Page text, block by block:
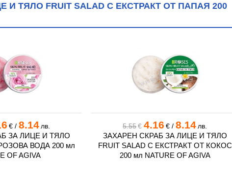
ТЯЛО FRUIT SALAD С ЕКСТРАКТ ОТ ПАПАЯ 200
€/ 8.14 лв.
ЗА ЛИЦЕ И ТЯЛО
ВОДА 200 мл
OF AGIVA
5.55€ 4.16 €/ 8.14 лв.
ЗАХАРЕН СКРАБ ЗА ЛИЦЕ И ТЯЛО
FRUIT SALAD С ЕКСТРАКТ ОТ КОКОС
200 мл NATURE OF AGIVA